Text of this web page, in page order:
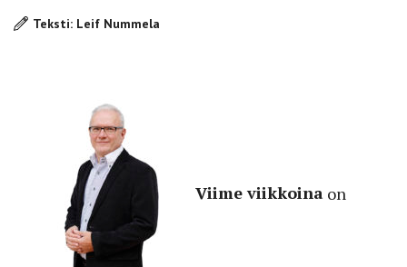
Teksti: Leif Nummela
Viime viikkoina on